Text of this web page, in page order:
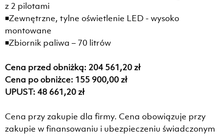
z 2 pilotami
◾Zewnętrzne, tylne oświetlenie LED - wysoko
montowane
◾Zbiornik paliwa – 70 litrów
Cena przed obniżką: 204 561,20 zł
Cena po obniżce: 155 900,00 zł
UPUST: 48 661,20 zł
Cena przy zakupie dla firmy. Cena obowiązuje przy
zakupie w finansowaniu i ubezpieczeniu świadczonym